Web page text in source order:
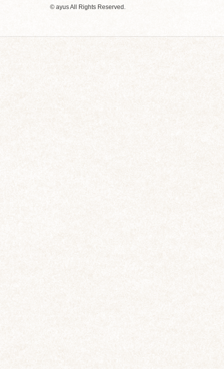
© ayus All Rights Reserved.